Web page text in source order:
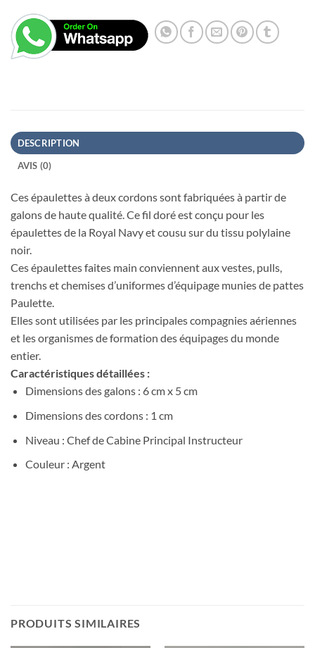
DESCRIPTION
AVIS (0)
Ces épaulettes à deux cordons sont fabriquées à partir de
galons de haute qualité. Ce fil doré est conçu pour les
épaulettes de la Royal Navy et cousu sur du tissu polylaine
noir.
Ces épaulettes faites main conviennent aux vestes, pulls,
trenchs et chemises d’uniformes d’équipage munies de pattes
Paulette.
Elles sont utilisées par les principales compagnies aériennes
et les organismes de formation des équipages du monde
entier.
Caractéristiques détaillées :
Dimensions des galons : 6 cm x 5 cm
Dimensions des cordons : 1 cm
Niveau : Chef de Cabine Principal Instructeur
Couleur : Argent
PRODUITS SIMILAIRES